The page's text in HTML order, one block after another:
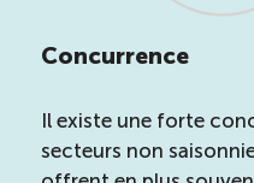
Concurrence
Il existe une forte
secteurs non